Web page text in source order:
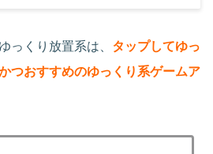
っくり放置系は、 タップしてゆっ
つおすすめのゆっくり系ゲームア